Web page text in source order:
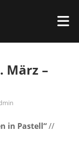
März –
in Pastell“//